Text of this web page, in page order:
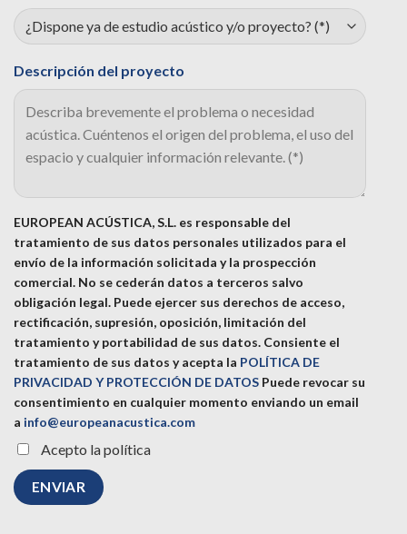
Descripción del proyecto
EUROPEAN ACÚSTICA, S.L. es responsable del
tratamiento de sus datos personales utilizados para el
envío de la información solicitada y la prospección
comercial. No se cederán datos a terceros salvo
obligación legal. Puede ejercer sus derechos de acceso,
rectificación, supresión, oposición, limitación del
tratamiento y portabilidad de sus datos. Consiente el
tratamiento de sus datos y acepta la POLÍTICA DE
PRIVACIDAD Y PROTECCIÓN DE DATOS Puede revocar su
consentimiento en cualquier momento enviando un email
a info@europeanacustica.com
Acepto la política